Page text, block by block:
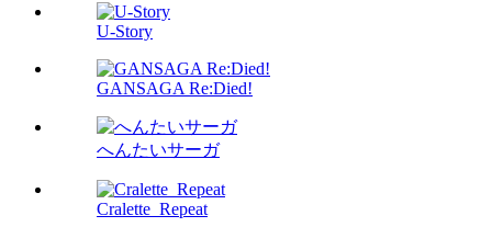
U-Story
GANSAGA Re:Died!
へんたいサーガ
Cralette_Repeat